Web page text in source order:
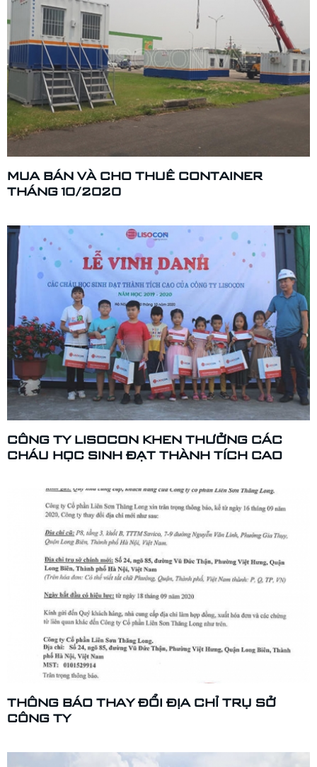
MUA BÁN VÀ CHO THUÊ CONTAINER
THÁNG 10/2020
CÔNG TY LISOCON KHEN THƯỞNG CÁC
CHÁU HỌC SINH ĐẠT THÀNH TÍCH CAO
THÔNG BÁO THAY ĐỔI ĐỊA CHỈ TRỤ SỞ
CÔNG TY